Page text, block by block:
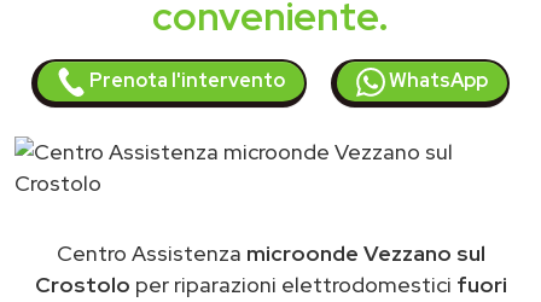
conveniente.
Prenota l'intervento WhatsApp
Centro Assistenza microonde Vezzano sul
Crostolo per riparazioni elettrodomestici fuori